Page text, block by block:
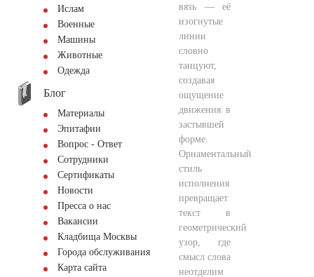
Ислам
Военные
Машины
Животные
Одежда
Блог
Материалы
Эпитафии
Вопрос - Ответ
Сотрудники
Сертификаты
Новости
Пресса о нас
Вакансии
Кладбища Москвы
Города обслуживания
Карта сайта
вязь — её
изогнутые
линии
словно
танцуют,
создавая
ощущение
движения в
застывшей
форме.
Орнаментальный
стиль
исполнения
превращает
текст в
геометрический
узор, где
смысл слова
неотделим